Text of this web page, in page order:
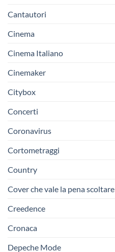
Cantautori
Cinema
Cinema Italiano
Cinemaker
Citybox
Concerti
Coronavirus
Cortometraggi
Country
Cover che vale la pena scoltare
Creedence
Cronaca
Depeche Mode